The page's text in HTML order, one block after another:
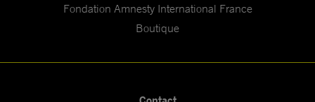
Fondation Amnesty International France
Boutique